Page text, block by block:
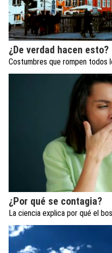
¿De verdad hacen esto?
Costumbres que rompen todos
¿Por qué se contagia?
La ciencia explica por qué el